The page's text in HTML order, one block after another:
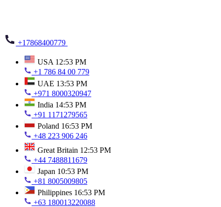
+17868400779
USA 12:53 PM
+1 786 84 00 779
UAE 13:53 PM
+971 8000320947
India 14:53 PM
+91 1171279565
Poland 16:53 PM
+48 223 906 246
Great Britain 12:53 PM
+44 7488811679
Japan 10:53 PM
+81 8005009805
Philippines 16:53 PM
+63 180013220088